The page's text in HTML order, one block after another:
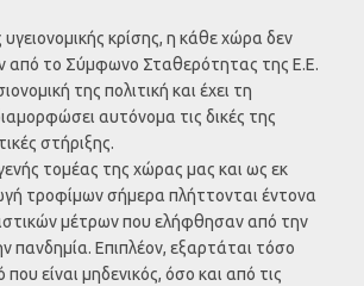
κρίσης, η κάθε χώρα δεν
από το Σύμφωνο Σταθερότητας της Ε.Ε.
της πολιτική και έχει τη
αυτόνομα τις δικές της
στήριξης.
τομέας της χώρας μας και ως εκ
τροφίμων σήμερα πλήττονται έντονα
μέτρων που ελήφθησαν από την
πανδημία. Επιπλέον, εξαρτάται τόσο
είναι μηδενικός, όσο και από τις